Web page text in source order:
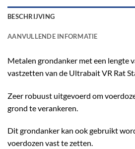
BESCHRIJVING
AANVULLENDE INFORMATIE
Metalen grondanker met een lengte
vastzetten van de Ultrabait VR Rat
Zeer robuust uitgevoerd om
grond te verankeren.
Dit grondanker kan ook gebruikt
voerdozen vast te zetten.